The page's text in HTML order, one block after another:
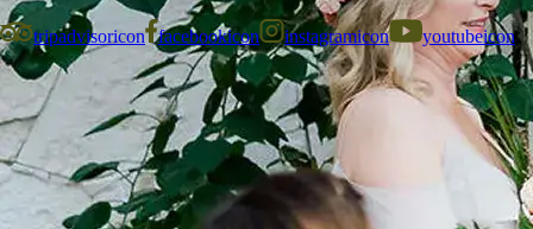
tripadvisoricon facebookicon instagramicon youtubeicon